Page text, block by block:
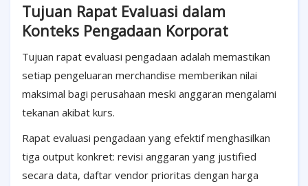
Tujuan Rapat Evaluasi dalam
Konteks Pengadaan Korporat
Tujuan rapat evaluasi pengadaan adalah memastikan
setiap pengeluaran merchandise memberikan nilai
maksimal bagi perusahaan meski anggaran mengalami
tekanan akibat kurs.
Rapat evaluasi pengadaan yang efektif menghasilkan
tiga output konkret: revisi anggaran yang justified
secara data, daftar vendor prioritas dengan harga